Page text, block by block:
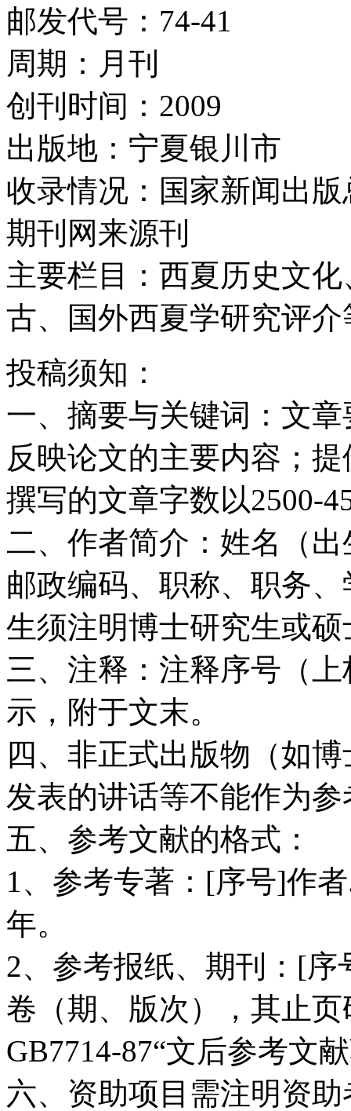
邮发代号：74-41
周期：月刊
创刊时间：2009
出版地：宁夏银川市
收录情况：国家新闻出
期刊网来源刊
主要栏目：西夏历史文
古、国外西夏学研究评介
投稿须知：
一、摘要与关键词：文
反映论文的主要内容；
撰写的文章字数以2500-
二、作者简介：姓名（
邮政编码、职称、职务
生须注明博士研究生或
三、注释：注释序号（
示，附于文末。
四、非正式出版物（如
发表的讲话等不能作为
五、参考文献的格式：
1、参考专著：[序号]作
年。
2、参考报纸、期刊：[
卷（期、版次），其止
GB7714-87“文后参考文
六、资助项目需注明资